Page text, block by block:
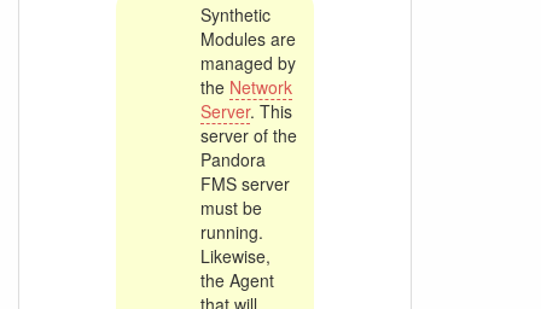
Synthetic
Modules are
managed by
the Network
Server. This
server of the
Pandora
FMS server
must be
running.
Likewise,
the Agent
that will